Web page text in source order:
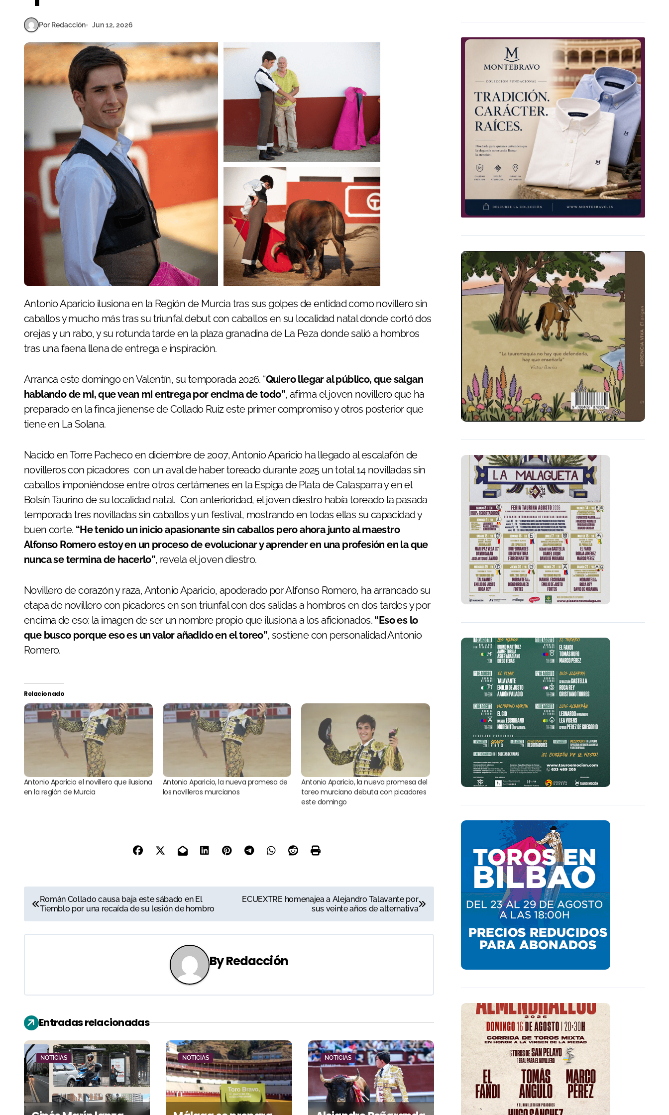
Por Redacción Jun 12, 2026
Antonio Aparicio ilusiona en la Región de Murcia tras sus golpes de entidad como novillero sin
caballos y mucho más tras su triunfal debut con caballos en su localidad natal donde cortó dos
orejas y un rabo, y su rotunda tarde en la plaza granadina de La Peza donde salió a hombros
tras una faena llena de entrega e inspiración.
Arranca este domingo en Valentín, su temporada 2026. “Quiero llegar al público, que salgan
hablando de mi, que vean mi entrega por encima de todo”, afirma el joven novillero que ha
preparado en la finca jienense de Collado Ruiz este primer compromiso y otros posterior que
tiene en La Solana.
Nacido en Torre Pacheco en diciembre de 2007, Antonio Aparicio ha llegado al escalafón de
novilleros con picadores con un aval de haber toreado durante 2025 un total 14 novilladas sin
caballos imponiéndose entre otros certámenes en la Espiga de Plata de Calasparra y en el
Bolsín Taurino de su localidad natal. Con anterioridad, el joven diestro había toreado la pasada
temporada tres novilladas sin caballos y un festival, mostrando en todas ellas su capacidad y
buen corte. “He tenido un inicio apasionante sin caballos pero ahora junto al maestro
Alfonso Romero estoy en un proceso de evolucionar y aprender en una profesión en la que
nunca se termina de hacerlo”, revela el joven diestro.
Novillero de corazón y raza, Antonio Aparicio, apoderado por Alfonso Romero, ha arrancado su
etapa de novillero con picadores en son triunfal con dos salidas a hombros en dos tardes y por
encima de eso: la imagen de ser un nombre propio que ilusiona a los aficionados. “Eso es lo
que busco porque eso es un valor añadido en el toreo”, sostiene con personalidad Antonio
Romero.
Relacionado
Antonio Aparicio el novillero que ilusiona
en la región de Murcia
Antonio Aparicio, la nueva promesa de
los novilleros murcianos
Antonio Aparicio, la nueva promesa del
toreo murciano debuta con picadores
este domingo
N
a
v
a
c
i
ó
n
d
Román Collado causa baja este sábado en El
Tiemblo por una recaída de su lesión de hombro
ECUEXTRE homenajea a Alejandro Talavante por
sus veinte años de alternativa
ByRedacción
Entradas relacionadas
NOTICIAS NOTICIAS NOTICIAS